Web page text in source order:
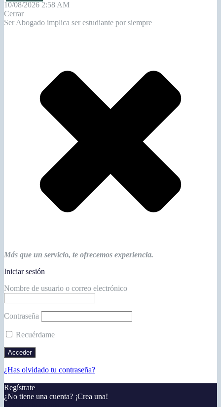
10/08/2026 2:58 AM
Cerrar
Ser Abogado implica ser estudiante por siempre
Más que un servicio, te ofrecemos experiencia.
Iniciar sesión
Nombre de usuario o correo electrónico
Contraseña
Recuérdame
¿Has olvidado tu contraseña?
Regístrate
¿No tiene una cuenta? ¡Crea una!